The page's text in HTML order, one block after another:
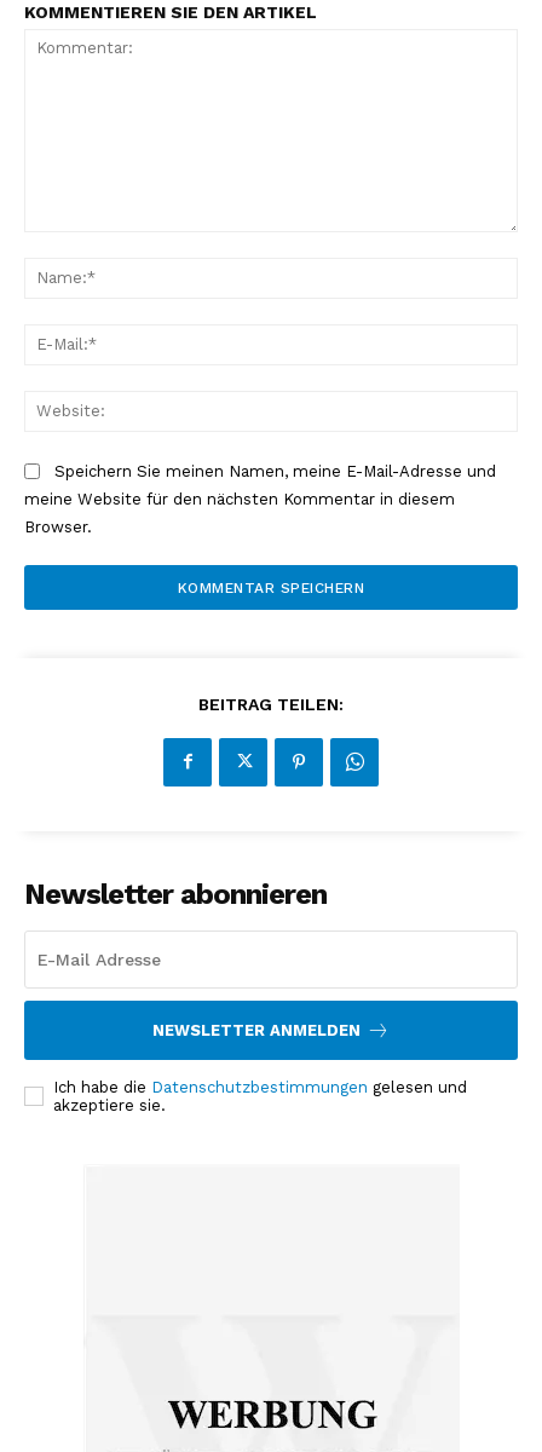
KOMMENTIEREN SIE DEN ARTIKEL
Speichern Sie meinen Namen, meine E-Mail-Adresse und
meine Website für den nächsten Kommentar in diesem
Browser.
BEITRAG TEILEN:
Newsletter abonnieren
NEWSLETTER ANMELDEN
Ich habe die Datenschutzbestimmungen gelesen und
akzeptiere sie.